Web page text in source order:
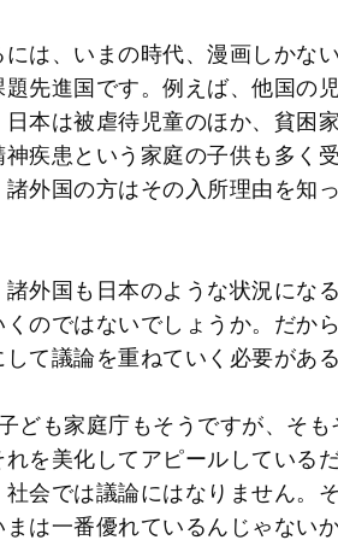
は、いまの時代、漫画しかな
先進国です。例えば、他国の
本は被虐待児童のほか、貧困
疾患という家庭の子供も多く
外国の方はその入所理由を知
外国も日本のような状況にな
くのではないでしょうか。だか
て議論を重ねていく必要があ
ども家庭庁もそうですが、そ
れを美化してアピールしている
社会では議論にはなりません。
は一番優れているんじゃない